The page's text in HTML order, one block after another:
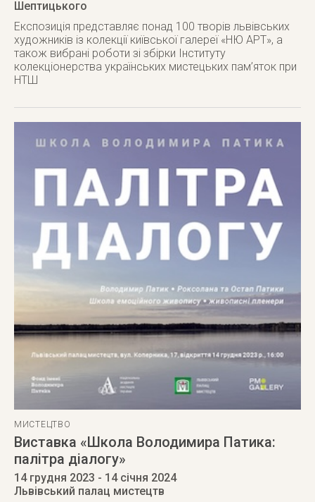
Шептицького
Експозиція представляє понад 100 творів львівських
художників із колекції київської галереї «НЮ АРТ», а
також вибрані роботи зі збірки Інституту
колекціонерства українських мистецьких пам’яток при
НТШ
МИСТЕЦТВО
Виставка «Школа Володимира Патика:
палітра діалогу»
14 грудня 2023 - 14 січня 2024
Львівський палац мистецтв